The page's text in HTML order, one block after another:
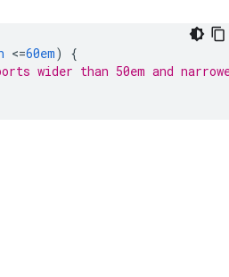
<=60em)
{
wider than 50em and